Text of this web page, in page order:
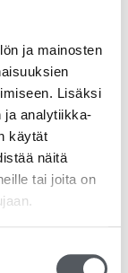
ja mainosten
Lisäksi
ja analytiikka-
käytät
näitä
tai joita on